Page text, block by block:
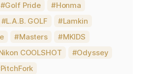
Golf Pride
Honma
L.A.B. GOLF
Lamkin
Masters
MKIDS
COOLSHOT
Odyssey
PitchFork